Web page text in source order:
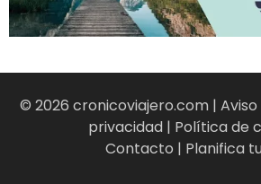
© 2026 cronicoviajero.com |
privacidad | Política de
Contacto | Planifica